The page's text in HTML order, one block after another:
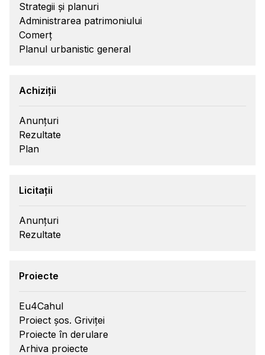
Strategii și planuri
Administrarea patrimoniului
Comerț
Planul urbanistic general
Achiziții
Anunțuri
Rezultate
Plan
Licitații
Anunțuri
Rezultate
Proiecte
Eu4Cahul
Proiect șos. Griviței
Proiecte în derulare
Arhiva proiecte